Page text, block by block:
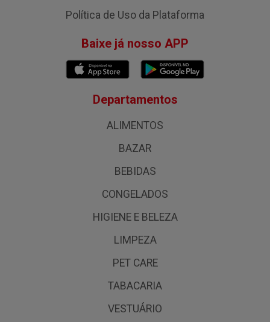
Política de Uso da Plataforma
Baixe já nosso APP
Departamentos
ALIMENTOS
BAZAR
BEBIDAS
CONGELADOS
HIGIENE E BELEZA
LIMPEZA
PET CARE
TABACARIA
VESTUÁRIO